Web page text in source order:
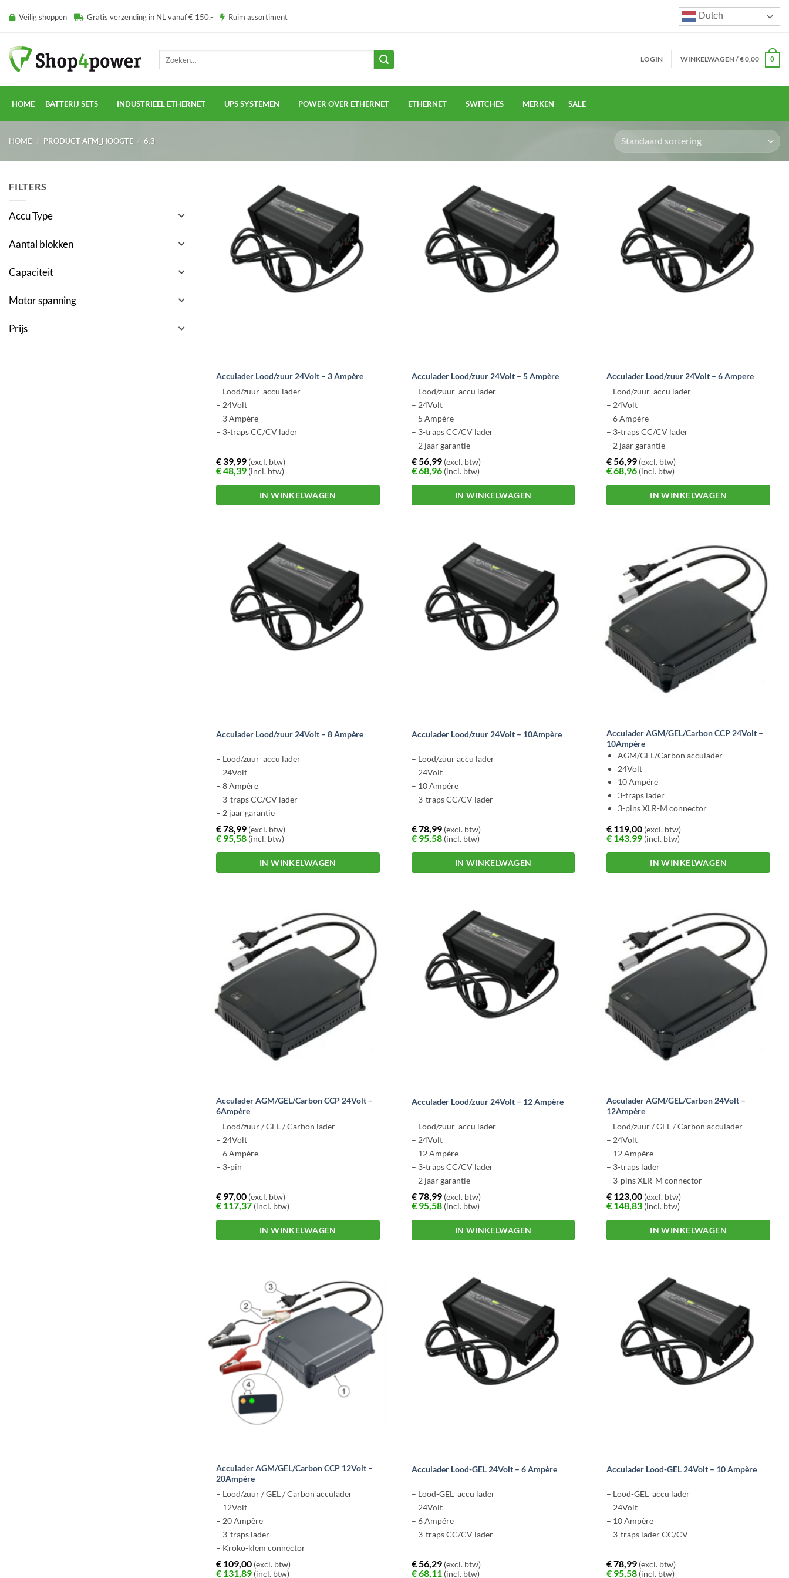
naar Veilig shoppen Gratis verzending in NL vanaf € 150,- Ruim assortiment Dutch
LOGIN WINKELWAGEN /€0,00 0
HOME BATTERIJ SETS INDUSTRIEEL ETHERNET UPS SYSTEMEN POWER OVER ETHERNET ETHERNET SWITCHES MERKEN SALE
HOME / PRODUCT AFM_HOOGTE / 6.3
FILTERS
Accu Type
Aantal blokken
Capaciteit
Motor spanning
Prijs
Acculader Lood/zuur 24Volt – 3 Ampère
– Lood/zuur accu lader
– 24Volt
– 3 Ampère
– 3-traps CC/CV lader
€39,99 (excl. btw)
€48,39 (incl. btw)
IN WINKELWAGEN
variaties.
optie
Acculader Lood/zuur 24Volt – 5 Ampère
– Lood/zuur accu lader
– 24Volt
– 5 Ampére
– 3-traps CC/CV lader
– 2 jaar garantie
€56,99(excl. btw)
€68,96(incl. btw)
IN WINKELWAGEN
variaties.
optie
Acculader Lood/zuur 24Volt – 6 Ampere
– Lood/zuur accu lader
– 24Volt
– 6 Ampère
– 3-traps CC/CV lader
– 2 jaar garantie
€56,99 (excl. btw)
€68,96 (incl. btw)
IN WINKELWAGEN
variaties.
optie
kan
gekozen
worden
op
productpagina
Acculader Lood/zuur 24Volt – 8 Ampère
– Lood/zuur accu lader
– 24Volt
– 8 Ampère
– 3-traps CC/CV lader
– 2 jaar garantie
€78,99 (excl. btw)
€ 95,58 (incl. btw)
IN WINKELWAGEN
variaties.
optie
kan
gekozen
worden
op
productpagina
Acculader Lood/zuur 24Volt – 10Ampère
– Lood/zuur accu lader
– 24Volt
– 10 Ampére
– 3-traps CC/CV lader
€78,99(excl. btw)
€95,58(incl. btw)
IN WINKELWAGEN
variaties.
optie
Acculader AGM/GEL/Carbon CCP 24Volt –
10Ampère
AGM/GEL/Carbon acculader
24Volt
10 Ampére
3-traps lader
3-pins XLR-M connector
–
€ 119,00 (excl. btw)
€ 143,99 (incl. btw)
IN WINKELWAGEN
Acculader AGM/GEL/Carbon CCP 24Volt –
6Ampère
– Lood/zuur / GEL / Carbon lader
– 24Volt
– 6 Ampère
– 3-pin
€ 97,00 (excl. btw)
€ 117,37 (incl. btw)
IN WINKELWAGEN
Acculader Lood/zuur 24Volt – 12 Ampère
– Lood/zuur accu lader
– 24Volt
– 12 Ampère
– 3-traps CC/CV lader
– 2 jaar garantie
€78,99(excl. btw)
€95,58(incl. btw)
IN WINKELWAGEN
variaties.
optie
Acculader AGM/GEL/Carbon 24Volt –
12Ampère
– Lood/zuur / GEL / Carbon acculader
– 24Volt
– 12 Ampère
– 3-traps lader
– 3-pins XLR-M connector
€ 123,00 (excl. btw)
€ 148,83 (incl. btw)
IN WINKELWAGEN
Acculader AGM/GEL/Carbon CCP 12Volt –
20Ampère
– Lood/zuur / GEL / Carbon acculader
– 12Volt
– 20 Ampère
– 3-traps lader
– Kroko-klem connector
€ 109,00 (excl. btw)
€ 131,89 (incl. btw)
Acculader Lood-GEL 24Volt – 6 Ampère
– Lood-GEL accu lader
– 24Volt
– 6 Ampére
– 3-traps CC/CV lader
€56,29(excl. btw)
€68,11(incl. btw)
Acculader Lood-GEL 24Volt – 10 Ampère
– Lood-GEL accu lader
– 24Volt
– 10 Ampère
– 3-traps lader CC/CV
€78,99 (excl. btw)
€ 95,58 (incl. btw)